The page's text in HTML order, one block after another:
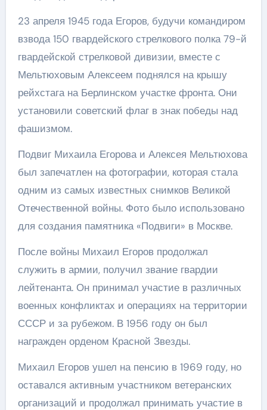
23 апреля 1945 года Егоров, будучи командиром
взвода 150 гвардейского стрелкового полка 79-й
гвардейской стрелковой дивизии, вместе с
Мельтюховым Алексеем поднялся на крышу
рейхстага на Берлинском участке фронта. Они
установили советский флаг в знак победы над
фашизмом.
Подвиг Михаила Егорова и Алексея Мельтюхова
был запечатлен на фотографии, которая стала
одним из самых известных снимков Великой
Отечественной войны. Фото было использовано
для создания памятника «Подвиги» в Москве.
После войны Михаил Егоров продолжал
служить в армии, получил звание гвардии
лейтенанта. Он принимал участие в различных
военных конфликтах и операциях на территории
СССР и за рубежом. В 1956 году он был
награжден орденом Красной Звезды.
Михаил Егоров ушел на пенсию в 1969 году, но
оставался активным участником ветеранских
организаций и продолжал принимать участие в